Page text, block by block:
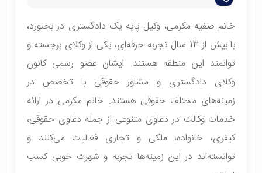
خانم صفیه مکرمی، وکیل پایه یک دادگستری در بجنورد،
با بیش از 13 سال تجربه حرفه‌ای، یکی از وکلای برجسته و
توانمند این منطقه هستند. ایشان عضو رسمی کانون
وکلای دادگستری و مشاور حقوقی با تخصص در
زمینه‌های مختلف حقوقی هستند. خانم مکرمی در ارائه
خدمات وکالت در دعاوی متنوعی از جمله دعاوی حقوقی،
کیفری، خانواده، ملکی و تجاری فعالیت می‌کنند و
توانسته‌اند در این زمینه‌ها تجربه و شهرت خوبی کسب